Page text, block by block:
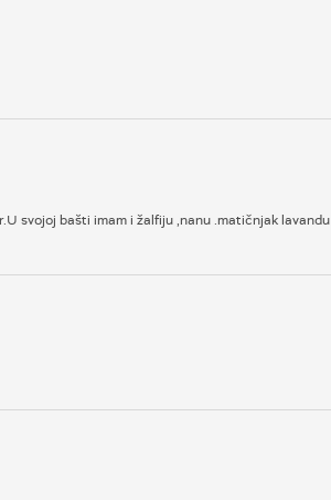
svojoj bašti imam i žalfiju ,nanu .matičnjak